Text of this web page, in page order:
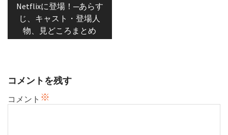
ビNetflixに登場！─あらす
じ、キャスト・登場人
物、見どころまとめ
コメントを残す
コメント ※